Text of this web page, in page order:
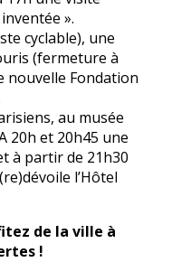
».
cyclable), une
(fermeture à
nouvelle Fondation
au musée
20h et 20h45 une
à partir de 21h30
l’Hôtel
de la ville à
!